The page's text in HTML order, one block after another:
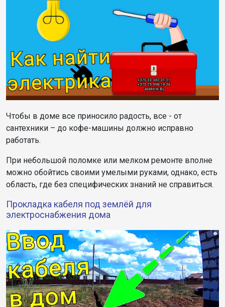
Чтобы в доме все приносило радость, все - от
сантехники – до кофе-машины должно исправно
работать.
При небольшой поломке или мелком ремонте вполне
можно обойтись своими умелыми руками, однако, есть
область, где без специфических знаний не справиться.
Прокладка кабеля под землёй для
электроснабжения дома